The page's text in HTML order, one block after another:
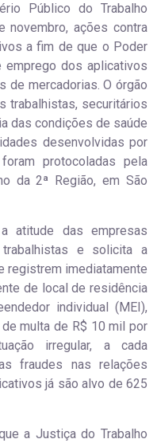
Público do Trabalho
novembro, ações contra
a fim de que o Poder
emprego dos aplicativos
de mercadorias. O órgão
trabalhistas, securitários
das condições de saúde
desenvolvidas por
protocoladas pela
da 2ª Região, em São
atitude das empresas
e solicita a
registrem imediatamente
de local de residência
individual (MEI),
multa de R$ 10 mil por
irregular, a cada
fraudes nas relações
já são alvo de 625
a Justiça do Trabalho